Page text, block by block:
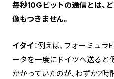
――毎秒10Gビットの通信とは
像もつきません。
イタイ ：例えば、フォーミュ
ータを一度にドイツへ送ると
かかっていたのが、わずか2